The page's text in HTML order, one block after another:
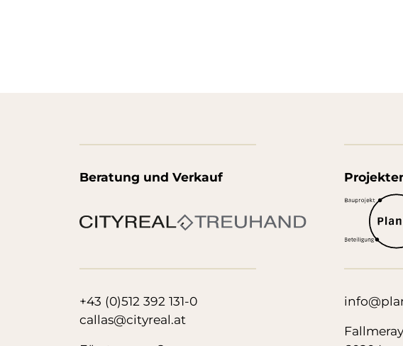
Beratung und Verkauf
+43 (0)512 392 131-0
callas@cityreal.at